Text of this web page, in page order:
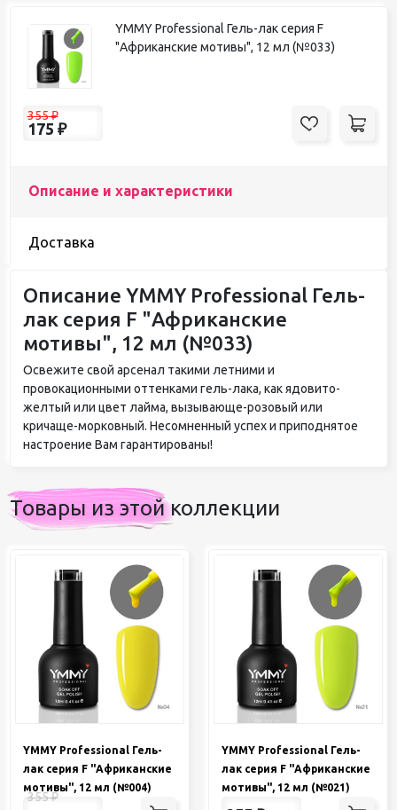
YMMY Professional Гель-лак серия F
"Африканские мотивы", 12 мл (№033)
355₽
175 ₽
Описание и характеристики
Доставка
Описание YMMY Professional Гель-
лак серия F "Африканские
мотивы", 12 мл (№033)
Освежите свой арсенал такими летними и
провокационными оттенками гель-лака, как ядовито-
желтый или цвет лайма, вызывающе-розовый или
кричаще-морковный. Несомненный успех и приподнятое
настроение Вам гарантированы!
Товары из этой коллекции
YMMY Professional Гель-
лак серия F "Африканские
мотивы", 12 мл (№004)
355₽
YMMY Professional Гель-
лак серия F "Африканские
мотивы", 12 мл (№021)